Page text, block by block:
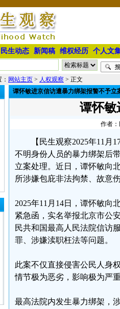
民生动态 新闻稿 维权经历 个人文
网站主页 > 人权观察 > 正文
谭怀敏进京信访遭暴力绑架报警不予立
谭怀敏
作者：
【民生观察2025年11
不明身份人员的暴力绑架后
立案处理。近日，谭怀敏向
所涉嫌包庇非法拘禁、故意
2025年11月14日，谭怀敏向
紧急函，实名举报北京市公
民共和国最高人民法院信访
罪、涉嫌渎职枉法等问题。
此案不仅直接侵害公民人身
情节极为恶劣，影响极为严
最高法院内发生暴力绑架，